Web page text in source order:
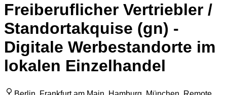
Freiberuflicher Vertriebler /
Standortakquise (gn) -
Digitale Werbestandorte im
lokalen Einzelhandel